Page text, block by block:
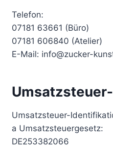
Telefon:
07181 63661 (Büro)
07181 606840 (Atelier)
E-Mail: info@zucker-
Umsatzsteuer-
a Umsatzsteuergesetz:
DE253382066